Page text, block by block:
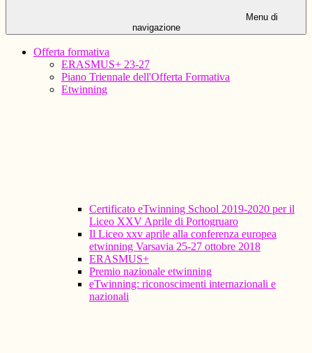
Menu di
navigazione
Offerta formativa
ERASMUS+ 23-27
Piano Triennale dell'Offerta Formativa
Etwinning
Certificato eTwinning School 2019-2020 per il
Liceo XXV Aprile di Portogruaro
Il Liceo xxv aprile alla conferenza europea
etwinning Varsavia 25-27 ottobre 2018
ERASMUS+
Premio nazionale etwinning
eTwinning: riconoscimenti internazionali e
nazionali